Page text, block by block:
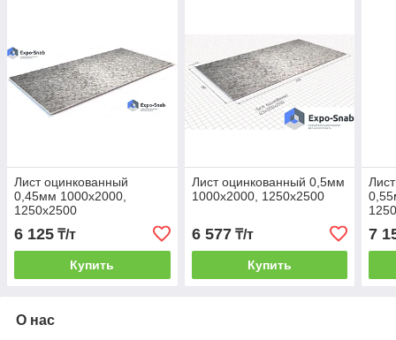
Лист оцинкованный
0,45мм 1000х2000,
1250х2500
6 125 ₸/т
Купить
Лист оцинкованный 0,5мм
1000х2000, 1250х2500
6 577₸/т
Купить
7
О нас